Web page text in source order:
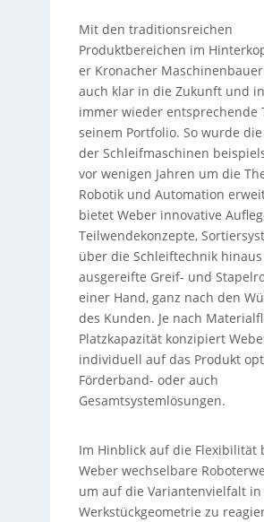
Mit den traditionsreichen
Produktbereichen im
er Kronacher
auch klar in die Zukunft und
immer wieder entsprechende
seinem Portfolio. So wurde
der Schleifmaschinen
vor wenigen Jahren um die
Robotik und Automation
bietet Weber innovative
Teilwendekonzepte,
über die Schleiftechnik hinaus
ausgereifte Greif- und
einer Hand, ganz nach den
des Kunden. Je nach
Platzkapazität konzipiert
individuell auf das Produkt
Förderband- oder auch
Gesamtsystemlösungen.
Im Hinblick auf die Flexibilität
Weber wechselbare
um auf die Variantenvielfalt
Werkstückgeometrie zu